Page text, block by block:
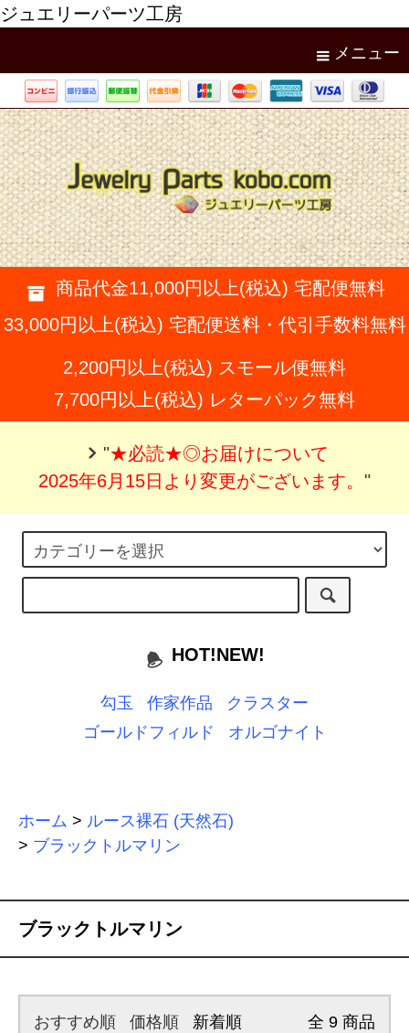
ジュエリーパーツ工房
メニュー
商品代金11,000円以上(税込) 宅配便無料
33,000円以上(税込) 宅配便送料・代引手数料無料
2,200円以上(税込) スモール便無料
7,700円以上(税込) レターパック無料
"★必読★◎お届けについて
2025年6月15日より変更がございます。 "
HOT!NEW!
勾玉 作家作品
クラスター
ゴールドフィルド
オルゴナイト
ホーム > ルース裸石 (天然石)
> ブラックトルマリン
ブラックトルマリン
おすすめ順 価格順 新着順 全 9 商品